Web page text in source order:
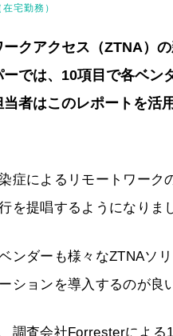
宅勤務）
クアクセス（ZTNA）
では、10項目で各ベ
当者はこのレポートを
症によるリモートワー
を提唱するようになりま
ンダーも様々なZTNAソ
ションを導入するのが良
調査会社Forresterによ